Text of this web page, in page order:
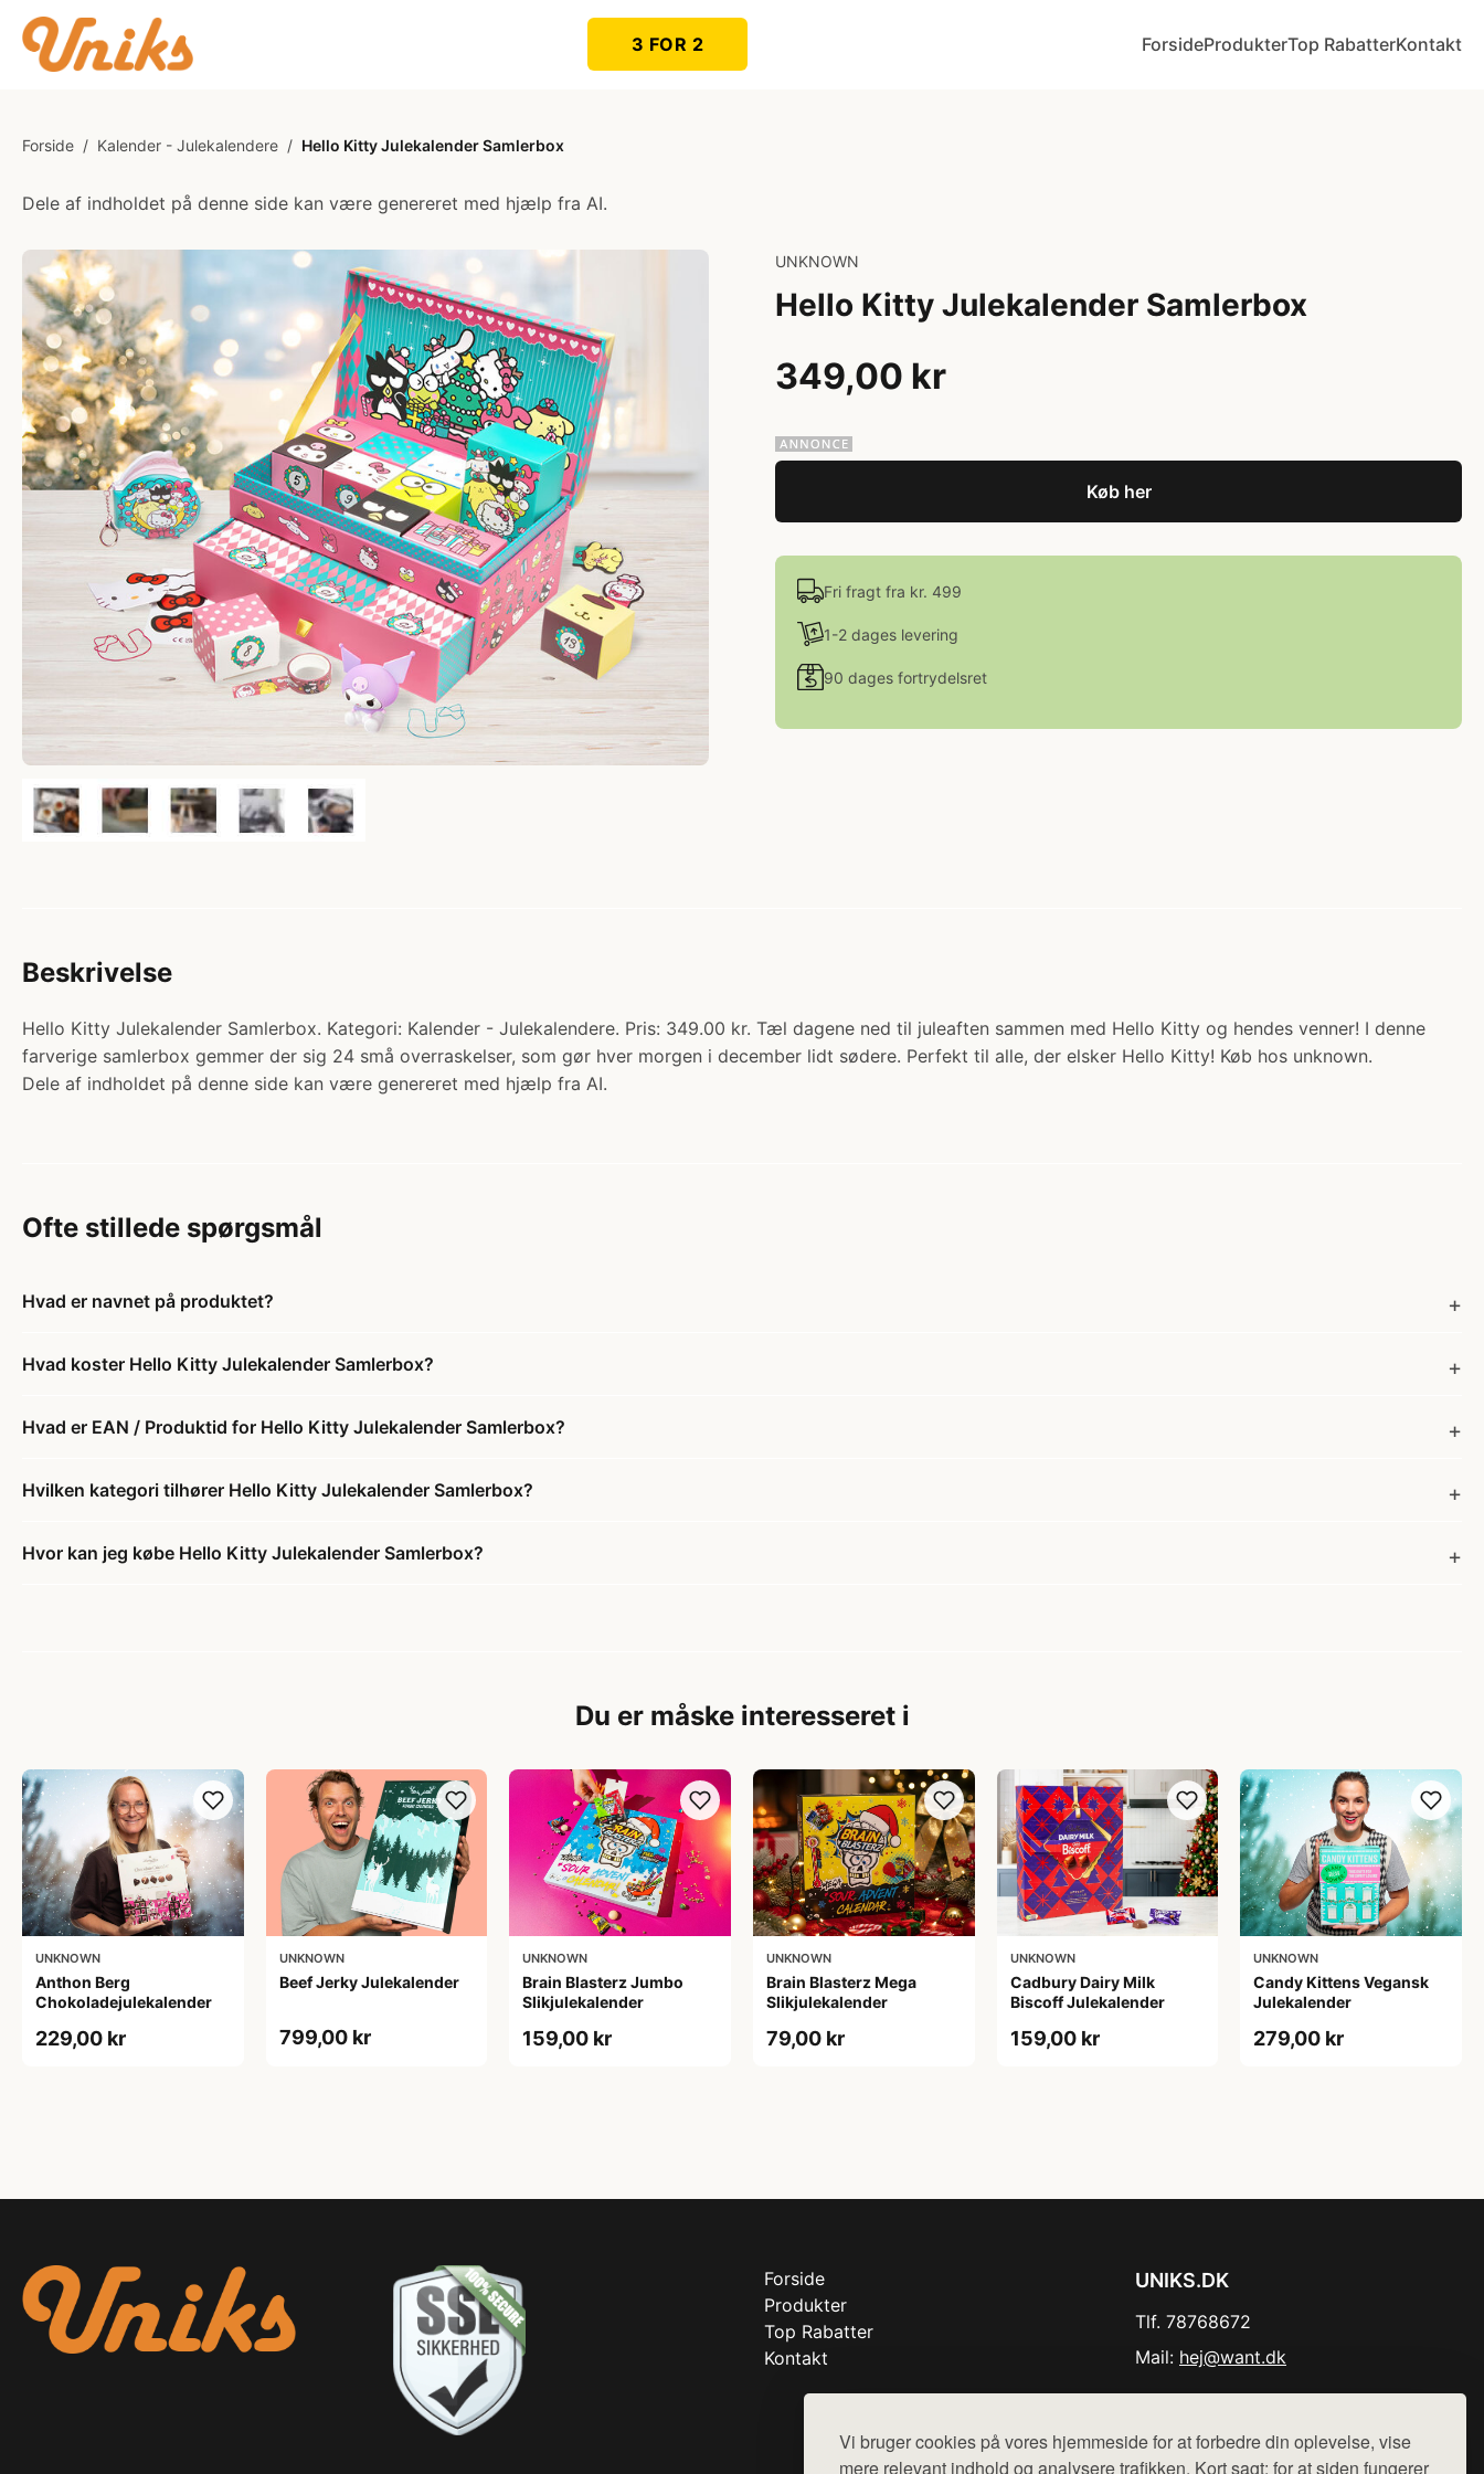
Vi bruger cookies på vores hjemmeside for at forbedre din oplevelse, vise
mere relevant indhold og analysere trafikken. Kort sagt: for at siden fungerer
3 FOR 2 ForsideProdukterTop RabatterKontakt
Forside / Kalender - Julekalendere / Hello Kitty Julekalender Samlerbox
Dele af indholdet på denne side kan være genereret med hjælp fra AI.
UNKNOWN
Hello Kitty Julekalender Samlerbox
349,00 kr
Køb her
Fri fragt fra kr. 499
1-2 dages levering
90 dages fortrydelsret
Beskrivelse
Hello Kitty Julekalender Samlerbox. Kategori: Kalender - Julekalendere. Pris: 349.00 kr. Tæl dagene ned til juleaften sammen med Hello Kitty og hendes venner! I denne
farverige samlerbox gemmer der sig 24 små overraskelser, som gør hver morgen i december lidt sødere. Perfekt til alle, der elsker Hello Kitty! Køb hos unknown.
Dele af indholdet på denne side kan være genereret med hjælp fra AI.
Ofte stillede spørgsmål
Hvad er navnet på produktet?
Hvad koster Hello Kitty Julekalender Samlerbox?
Hvad er EAN / Produktid for Hello Kitty Julekalender Samlerbox?
Hvilken kategori tilhører Hello Kitty Julekalender Samlerbox?
Hvor kan jeg købe Hello Kitty Julekalender Samlerbox?
Du er måske interesseret i
UNKNOWN
Anthon Berg
Chokoladejulekalender
229,00 kr
UNKNOWN
Beef Jerky Julekalender
799,00 kr
UNKNOWN
Brain Blasterz Jumbo
Slikjulekalender
159,00 kr
UNKNOWN
Brain Blasterz Mega
Slikjulekalender
79,00 kr
UNKNOWN
Cadbury Dairy Milk
Biscoff Julekalender
159,00 kr
UNKNOWN
Candy Kittens Vegansk
Julekalender
279,00 kr
Forside
Produkter
Top Rabatter
Kontakt
UNIKS.DK
Tlf. 78768672
Mail: hej@want.dk